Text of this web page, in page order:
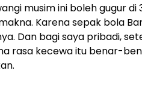
musim ini boleh gugur
Karena sepak bola
Dan bagi saya pribadi,
rasa kecewa itu benar-